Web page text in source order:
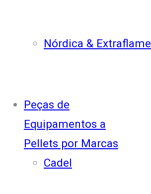
Nórdica & Extraflame
Peças de
Equipamentos a
Pellets por Marcas
Cadel